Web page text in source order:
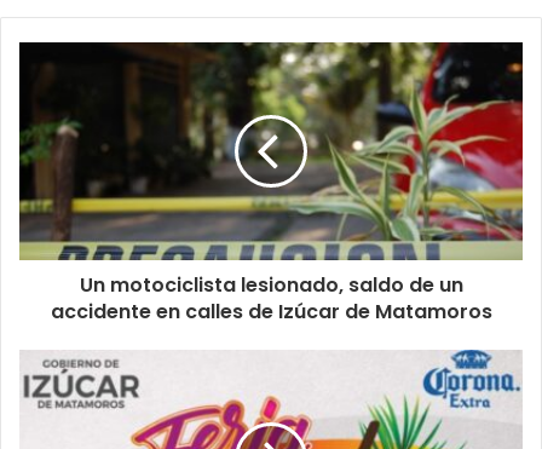
Un motociclista lesionado, saldo de un
accidente en calles de Izúcar de Matamoros